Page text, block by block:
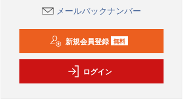
メールバックナンバー
新規会員登録 無料
ログイン